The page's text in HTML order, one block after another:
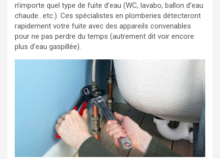
n’importe quel type de fuite d’eau (WC, lavabo, ballon d’eau
chaude…etc.). Ces spécialistes en plomberies détecteront
rapidement votre fuite avec des appareils convenables
pour ne pas perdre du temps (autrement dit voir encore
plus d’eau gaspillée).